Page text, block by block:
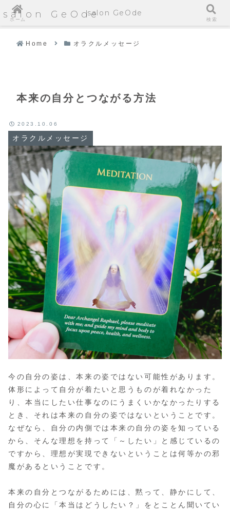
salon GeOde
Home オラクルメッセージ
本来の自分とつながる方法
オラクルメッセージ
2023.10.06
今の自分の姿は、本来の姿ではない可能性があります。
体形によって自分が着たいと思うものが着れなかった
り、本当にしたい仕事なのにうまくいかなかったりする
とき、それは本来の自分の姿ではないということです。
なぜなら、自分の内側では本来の自分の姿を知っている
から、そんな理想を持って「～したい」と感じているの
ですから、理想が実現できないということは何等かの邪
魔があるということです。
本来の自分とつながるためには、黙って、静かにして、
自分の心に「本当はどうしたい？」をとことん聞いてい
ホーム
salon GeOde
検索